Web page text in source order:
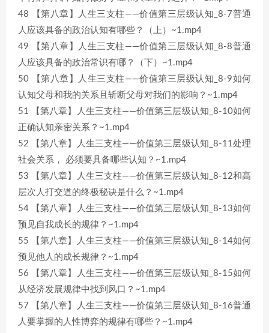
48 【第八章】人生三支柱——价值第三层级认知_8-7普通
人应该具备的政治认知有哪些？（上）~1.mp4
49 【第八章】人生三支柱——价值第三层级认知_8-8普通
人应该具备的政治常识有哪？（下）~1.mp4
50 【第八章】人生三支柱——价值第三层级认知_8-9如何
认知父母和我的关系且斩断父母对我们的影响？~1.mp4
51 【第八章】人生三支柱——价值第三层级认知_8-10如何
正确认知亲密关系？~1.mp4
52 【第八章】人生三支柱——价值第三层级认知_8-11处理
社会关系， 必须要具备哪些认知？~1.mp4
53 【第八章】人生三支柱——价值第三层级认知_8-12和高
层次人打交道的终极秘诀是什么？~1.mp4
54 【第八章】人生三支柱——价值第三层级认知_8-13如何
预见自我成长的规律？~1.mp4
55 【第八章】人生三支柱——价值第三层级认知_8-14如何
预见他人的成长规律？~1.mp4
56 【第八章】人生三支柱——价值第三层级认知_8-15如何
从经济发展规律中找到风口？~1.mp4
57 【第八章】人生三支柱——价值第三层级认知_8-16普通
人要掌握的人性博弈的规律有哪些？~1.mp4